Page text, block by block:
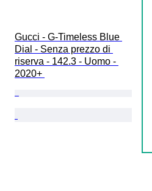
Gucci - G-Timeless Blue
Dial - Senza prezzo di
riserva - 142.3 - Uomo -
2020+